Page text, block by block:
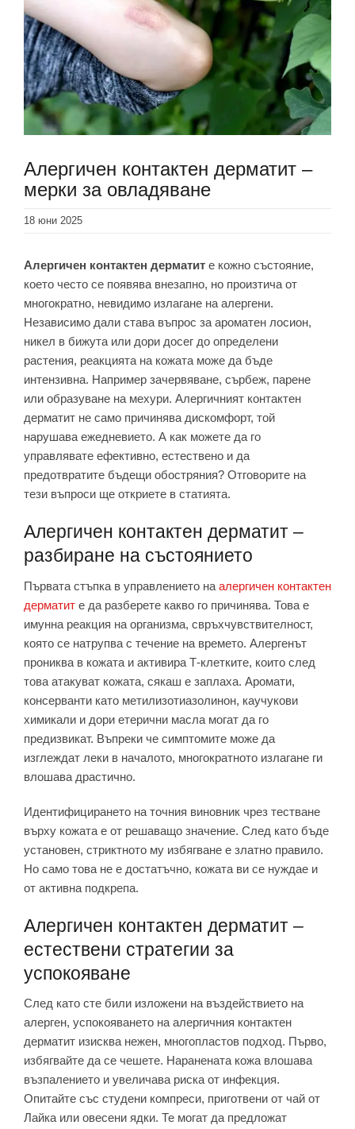
Алергичен контактен дерматит –
мерки за овладяване
18 юни 2025
Алергичен контактен дерматит е кожно състояние,
което често се появява внезапно, но произтича от
многократно, невидимо излагане на алергени.
Независимо дали става въпрос за ароматен лосион,
никел в бижута или дори досег до определени
растения, реакцията на кожата може да бъде
интензивна. Например зачервяване, сърбеж, парене
или образуване на мехури. Алергичният контактен
дерматит не само причинява дискомфорт, той
нарушава ежедневието. А как можете да го
управлявате ефективно, естествено и да
предотвратите бъдещи обостряния? Отговорите на
тези въпроси ще откриете в статията.
Алергичен контактен дерматит –
разбиране на състоянието
Първата стъпка в управлението на алергичен контактен
дерматит е да разберете какво го причинява. Това е
имунна реакция на организма, свръхчувствителност,
която се натрупва с течение на времето. Алергенът
прониква в кожата и активира Т-клетките, които след
това атакуват кожата, сякаш е заплаха. Аромати,
консерванти като метилизотиазолинон, каучукови
химикали и дори етерични масла могат да го
предизвикат. Въпреки че симптомите може да
изглеждат леки в началото, многократното излагане ги
влошава драстично.
Идентифицирането на точния виновник чрез тестване
върху кожата е от решаващо значение. След като бъде
установен, стриктното му избягване е златно правило.
Но само това не е достатъчно, кожата ви се нуждае и
от активна подкрепа.
Алергичен контактен дерматит –
естествени стратегии за
успокояване
След като сте били изложени на въздействието на
алерген, успокояването на алергичния контактен
дерматит изисква нежен, многопластов подход. Първо,
избягвайте да се чешете. Наранената кожа влошава
възпалението и увеличава риска от инфекция.
Опитайте със студени компреси, приготвени от чай от
Лайка или овесени ядки. Те могат да предложат